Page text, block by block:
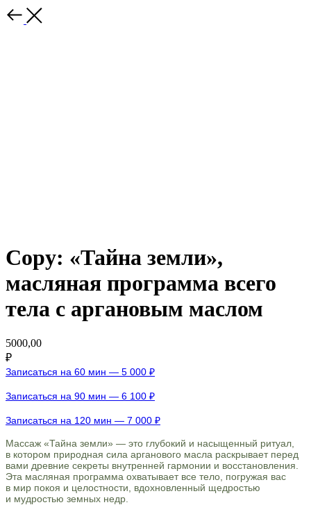
Copy: «Тайна земли»,
масляная программа всего
тела с аргановым маслом
5000,00
₽
Записаться на 60 мин — 5 000 ₽
Записаться на 90 мин — 6 100 ₽
Записаться на 120 мин — 7 000 ₽
Массаж «Тайна земли» — это глубокий и насыщенный ритуал,
в котором природная сила арганового масла раскрывает перед
вами древние секреты внутренней гармонии и восстановления.
Эта масляная программа охватывает все тело, погружая вас
в мир покоя и целостности, вдохновленный щедростью
и мудростью земных недр.